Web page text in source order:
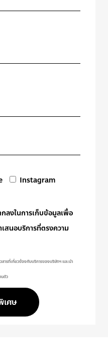
Instagram
ลงในการเก็บข้อมูลเพื่อ
สนอบริการที่ตรงความ
ารที่เกี่ยวข้องกับบริการของบริษัทฯ และนำ
นตัว
เศษ